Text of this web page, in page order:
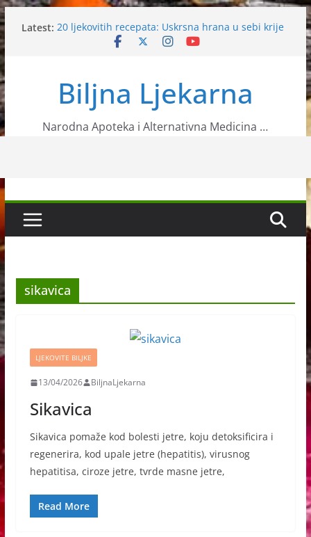
Skip
to
content
Latest: 20 ljekovitih recepata: Uskrsna hrana u sebi krije
Ljekovita biljka – Čičak
Upotreba oraha u narodnoj medicini
Biljna Ljekarna
Narodna Apoteka i Alternativna Medicina …
sikavica
LJEKOVITE BILJKE
13/04/2026 BiljnaLjekarna
Sikavica
Sikavica pomaže kod bolesti jetre, koju detoksificira i
regenerira, kod upale jetre (hepatitis), virusnog
hepatitisa, ciroze jetre, tvrde masne jetre,
Read More